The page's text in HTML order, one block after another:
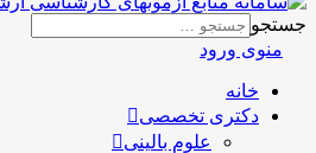
جستجو
منوی ورود
خانه
دکتری تخصصی
علوم بالینی